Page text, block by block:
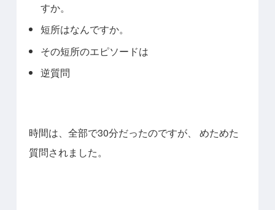
すか。
短所はなんですか。
その短所のエピソードは
逆質問
時間は、全部で30分だったのですが、
めためた
質問されました。